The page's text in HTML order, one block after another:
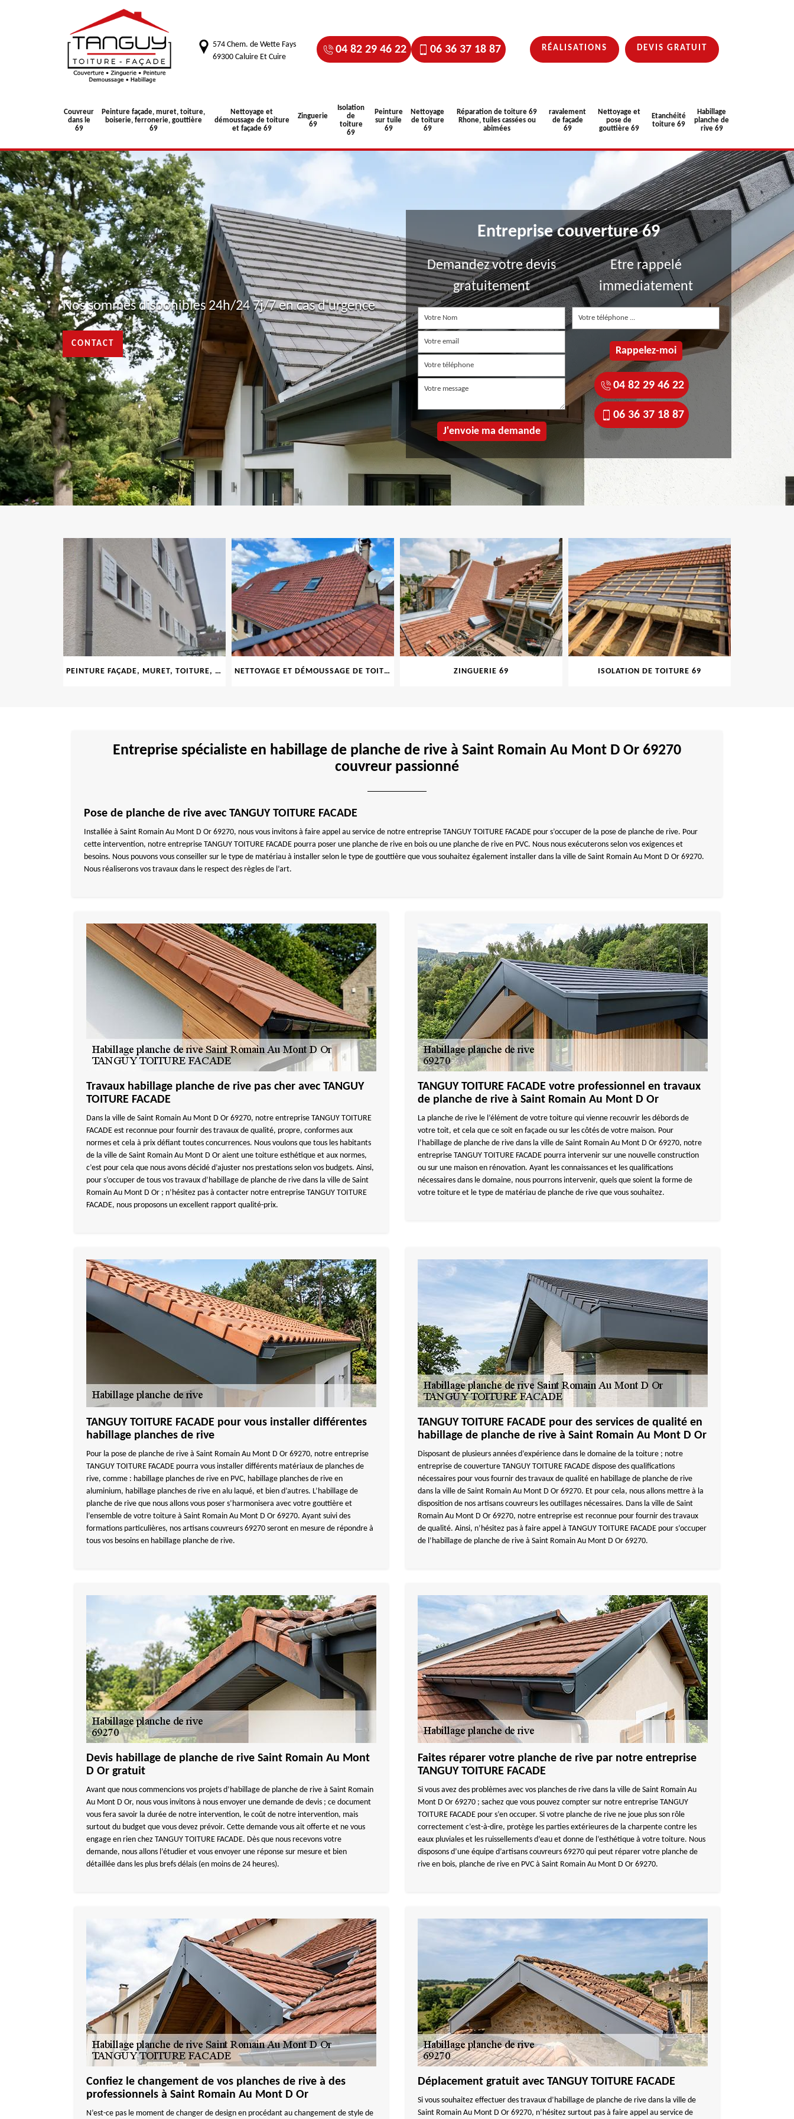
574 Chem. de Wette Fays
69300 Caluire Et Cuire
04 82 29 46 22 06 36 37 18 87 RÉALISATIONS DEVIS GRATUIT
Couvreur
dans le
69
Peinture façade, muret, toiture,
boiserie, ferronerie, gouttière
69
Nettoyage et
démoussage de toiture
et façade 69
Zinguerie
69
Isolation
de
toiture
69
Peinture
sur tuile
69
Nettoyage
de toiture
69
Réparation de toiture 69
Rhone, tuiles cassées ou
abimées
ravalement
de façade
69
Nettoyage et
pose de
gouttière 69
Etanchéité
toiture 69
Habillage
planche de
rive 69
Nos sommes disponibles 24h/24 7j/7 en cas d'urgence
CONTACT
Entreprise couverture 69
Demandez votre devis
gratuitement
Etre rappelé
immediatement
04 82 29 46 22
06 36 37 18 87
PEINTURE FAÇADE, MURET, TOITURE, BOISERIE, FERRONERIE, GOUTTIÈRE 69 NETTOYAGE ET DÉMOUSSAGE DE TOITURE ET FAÇADE 69 ZINGUERIE 69 ISOLATION DE TOITURE 69
Entreprise spécialiste en habillage de planche de rive à Saint Romain Au Mont D Or 69270
couvreur passionné
Pose de planche de rive avec TANGUY TOITURE FACADE
Installée à Saint Romain Au Mont D Or 69270, nous vous invitons à faire appel au service de notre entreprise TANGUY TOITURE FACADE pour s’occuper de la pose de planche de rive. Pour
cette intervention, notre entreprise TANGUY TOITURE FACADE pourra poser une planche de rive en bois ou une planche de rive en PVC. Nous nous exécuterons selon vos exigences et
besoins. Nous pouvons vous conseiller sur le type de matériau à installer selon le type de gouttière que vous souhaitez également installer dans la ville de Saint Romain Au Mont D Or 69270.
Nous réaliserons vos travaux dans le respect des règles de l’art.
Travaux habillage planche de rive pas cher avec TANGUY
TOITURE FACADE
Dans la ville de Saint Romain Au Mont D Or 69270, notre entreprise TANGUY TOITURE
FACADE est reconnue pour fournir des travaux de qualité, propre, conformes aux
normes et cela à prix défiant toutes concurrences. Nous voulons que tous les habitants
de la ville de Saint Romain Au Mont D Or aient une toiture esthétique et aux normes,
c’est pour cela que nous avons décidé d’ajuster nos prestations selon vos budgets. Ainsi,
pour s’occuper de tous vos travaux d’habillage de planche de rive dans la ville de Saint
Romain Au Mont D Or ; n’hésitez pas à contacter notre entreprise TANGUY TOITURE
FACADE, nous proposons un excellent rapport qualité-prix.
TANGUY TOITURE FACADE votre professionnel en travaux
de planche de rive à Saint Romain Au Mont D Or
La planche de rive le l’élément de votre toiture qui vienne recouvrir les débords de
votre toit, et cela que ce soit en façade ou sur les côtés de votre maison. Pour
l’habillage de planche de rive dans la ville de Saint Romain Au Mont D Or 69270, notre
entreprise TANGUY TOITURE FACADE pourra intervenir sur une nouvelle construction
ou sur une maison en rénovation. Ayant les connaissances et les qualifications
nécessaires dans le domaine, nous pourrons intervenir, quels que soient la forme de
votre toiture et le type de matériau de planche de rive que vous souhaitez.
TANGUY TOITURE FACADE pour vous installer différentes
habillage planches de rive
Pour la pose de planche de rive à Saint Romain Au Mont D Or 69270, notre entreprise
TANGUY TOITURE FACADE pourra vous installer différents matériaux de planches de
rive, comme : habillage planches de rive en PVC, habillage planches de rive en
aluminium, habillage planches de rive en alu laqué, et bien d’autres. L’habillage de
planche de rive que nous allons vous poser s’harmonisera avec votre gouttière et
l’ensemble de votre toiture à Saint Romain Au Mont D Or 69270. Ayant suivi des
formations particulières, nos artisans couvreurs 69270 seront en mesure de répondre à
tous vos besoins en habillage planche de rive.
TANGUY TOITURE FACADE pour des services de qualité en
habillage de planche de rive à Saint Romain Au Mont D Or
Disposant de plusieurs années d’expérience dans le domaine de la toiture ; notre
entreprise de couverture TANGUY TOITURE FACADE dispose des qualifications
nécessaires pour vous fournir des travaux de qualité en habillage de planche de rive
dans la ville de Saint Romain Au Mont D Or 69270. Et pour cela, nous allons mettre à la
disposition de nos artisans couvreurs les outillages nécessaires. Dans la ville de Saint
Romain Au Mont D Or 69270, notre entreprise est reconnue pour fournir des travaux
de qualité. Ainsi, n’hésitez pas à faire appel à TANGUY TOITURE FACADE pour s’occuper
de l’habillage de planche de rive à Saint Romain Au Mont D Or 69270.
Devis habillage de planche de rive Saint Romain Au Mont
D Or gratuit
Avant que nous commencions vos projets d’habillage de planche de rive à Saint Romain
Au Mont D Or, nous vous invitons à nous envoyer une demande de devis ; ce document
vous fera savoir la durée de notre intervention, le coût de notre intervention, mais
surtout du budget que vous devez prévoir. Cette demande vous ait offerte et ne vous
engage en rien chez TANGUY TOITURE FACADE. Dès que nous recevons votre
demande, nous allons l’étudier et vous envoyer une réponse sur mesure et bien
détaillée dans les plus brefs délais (en moins de 24 heures).
Faites réparer votre planche de rive par notre entreprise
TANGUY TOITURE FACADE
Si vous avez des problèmes avec vos planches de rive dans la ville de Saint Romain Au
Mont D Or 69270 ; sachez que vous pouvez compter sur notre entreprise TANGUY
TOITURE FACADE pour s’en occuper. Si votre planche de rive ne joue plus son rôle
correctement c’est-à-dire, protège les parties extérieures de la charpente contre les
eaux pluviales et les ruissellements d’eau et donne de l’esthétique à votre toiture. Nous
disposons d’une équipe d’artisans couvreurs 69270 qui peut réparer votre planche de
rive en bois, planche de rive en PVC à Saint Romain Au Mont D Or 69270.
Confiez le changement de vos planches de rive à des
professionnels à Saint Romain Au Mont D Or
N’est-ce pas le moment de changer de design en procédant au changement de style de
Déplacement gratuit avec TANGUY TOITURE FACADE
Si vous souhaitez effectuer des travaux d’habillage de planche de rive dans la ville de
Saint Romain Au Mont D Or 69270, n’hésitez surtout pas à faire appel au service de